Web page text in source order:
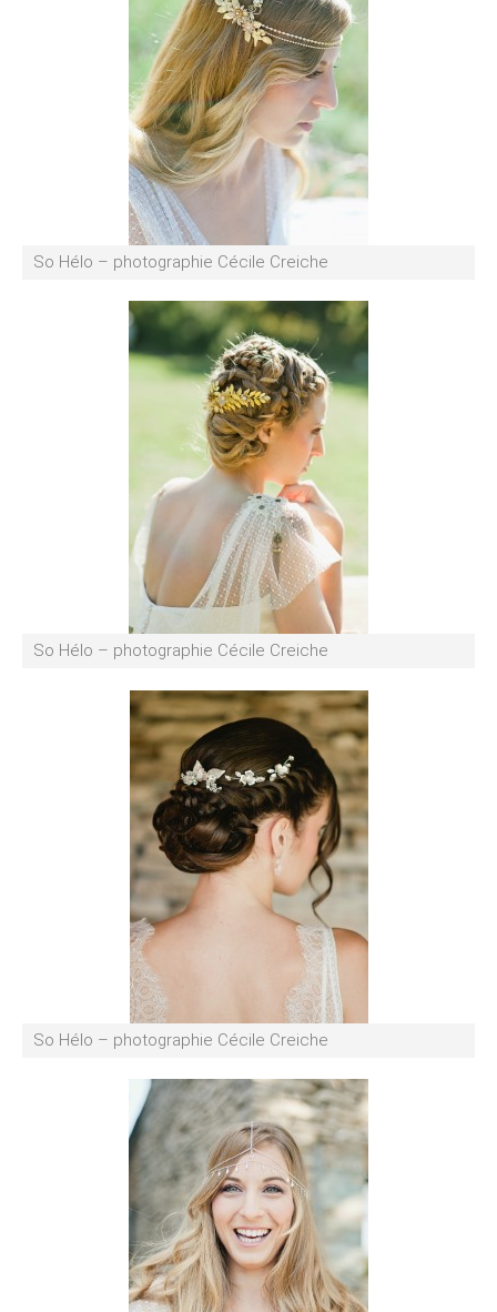
So Hélo – photographie Cécile Creiche
So Hélo – photographie Cécile Creiche
So Hélo – photographie Cécile Creiche